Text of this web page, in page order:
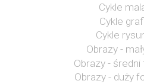
Cykle
Cykle
Cykle
Obrazy -
Obrazy -
Obrazy - duży